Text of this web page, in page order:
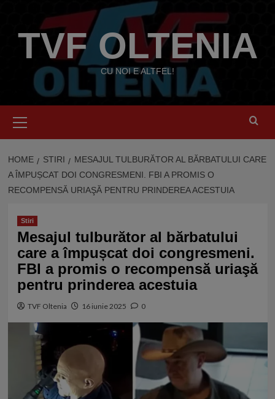
contentTVF OLTENIA
CU NOI E ALTFEL!
Menu
HOME STIRI
MESAJUL TULBURĂTOR AL BĂRBATULUI CARE
A ÎMPUȘCAT DOI CONGRESMENI. FBI A PROMIS O
RECOMPENSĂ URIAŞĂ PENTRU PRINDEREA ACESTUIA
Stiri
Mesajul tulburător al bărbatului
care a împușcat doi congresmeni.
FBI a promis o recompensă uriaşă
pentru prinderea acestuia
TVF Oltenia 16 iunie 2025 0